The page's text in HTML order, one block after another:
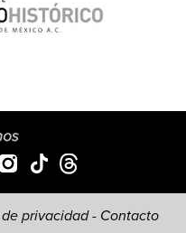
privacidad- Contacto